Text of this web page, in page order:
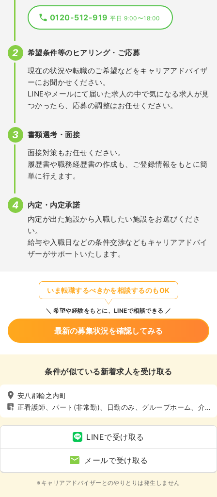
0120-512-919平日 9:00〜18:00
希望条件等のヒアリング・ご応募
現在の状況や転職のご希望などをキャリアアドバイザ
ーにお聞かせください。
LINEやメールにて届いた求人の中で気になる求人が見
つかったら、応募の調整はお任せください。
書類選考・面接
面接対策もお任せください。
履歴書や職務経歴書の作成も、ご登録情報をもとに簡
単に行えます。
内定・内定承諾
内定が出た施設から入職したい施設をお選びくださ
い。
給与や入職日などの条件交渉などもキャリアアドバイ
ザーがサポートいたします。
いま転職するべきかを相談するのもOK
希望や経験をもとに、LINEで相談できる
最新の募集状況を確認してみる
条件が似ている新着求人を受け取る
安八郡輪之内町
正看護師、パート(非常勤)、日勤のみ、グループホーム、介
護・福祉系
LINEで受け取る
メールで受け取る
※キャリアアドバイザーとのやりとりは発生しません